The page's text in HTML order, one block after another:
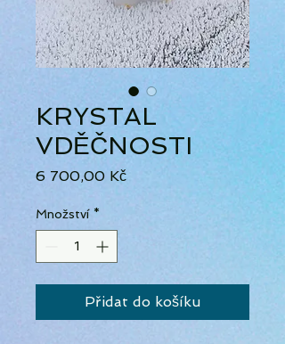
KRYSTAL
VDĚČNOSTI
6 700,00 KčCena
Množství *
Přidat do košíku